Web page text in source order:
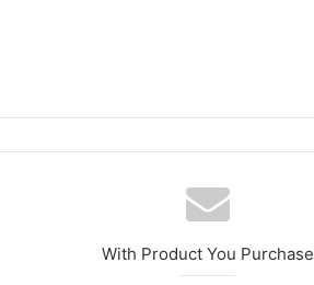
With Product You Purchase